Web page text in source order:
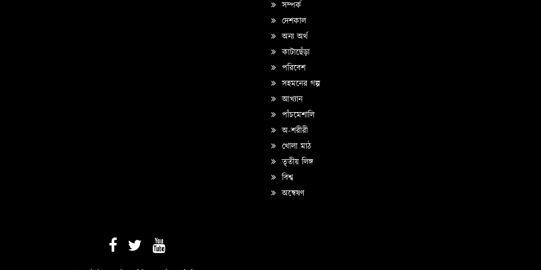
সম্পর্ক
দেশকাল
অন্য অর্থ
কাটাছেঁড়া
পরিবেশ
সহমনের গল্প
আখ্যান
পাঁচমেশালি
অ-শরীরী
খোলা মাঠ
তৃতীয় লিঙ্গ
বিশ্ব
অন্বেষণ